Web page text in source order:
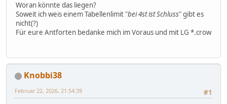
Woran könnte das liegen?
Soweit ich weis einem Tabellenlimit "bei 4st ist Schluss" gibt es
nicht(?)
Für eure Antforten bedanke mich im Voraus und mit LG *.crow
Knobbi38
#1
Februar 22, 2026, 21:54:39